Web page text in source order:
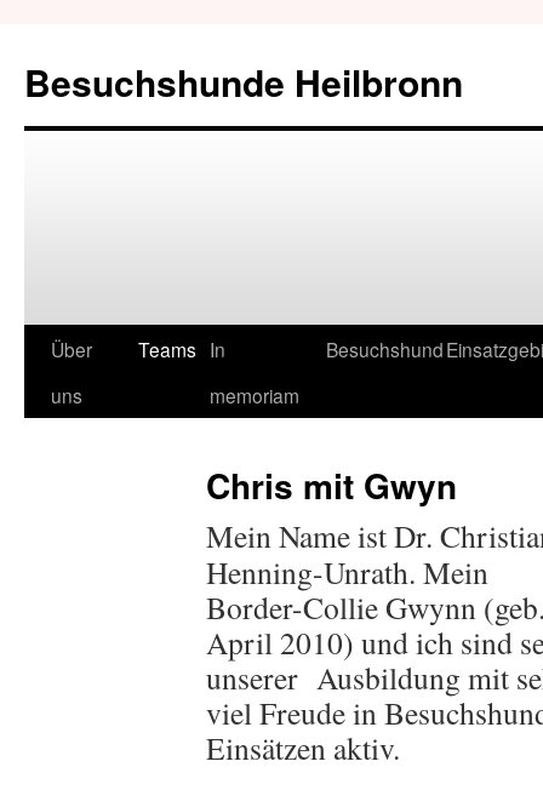
Besuchshunde Heilbronn
Über
uns
Teams In
memoriam
Besuchshund
Chris mit Gwyn
Mein Name ist Dr.
Henning-Unrath. Mein
Border-Collie Gwynn
April 2010) und ich sind
unserer Ausbildung mit
viel Freude in
Einsätzen aktiv.